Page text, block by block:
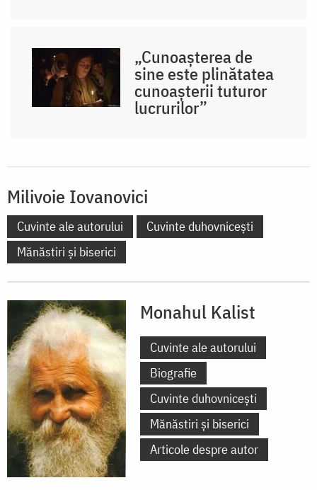
„Cunoașterea de
sine este plinătatea
cunoașterii tuturor
lucrurilor”
Milivoie Iovanovici
Cuvinte ale autorului
Cuvinte duhovnicești
Mănăstiri și biserici
Monahul Kalist
Cuvinte ale autorului
Biografie
Cuvinte duhovnicești
Mănăstiri și biserici
Articole despre autor